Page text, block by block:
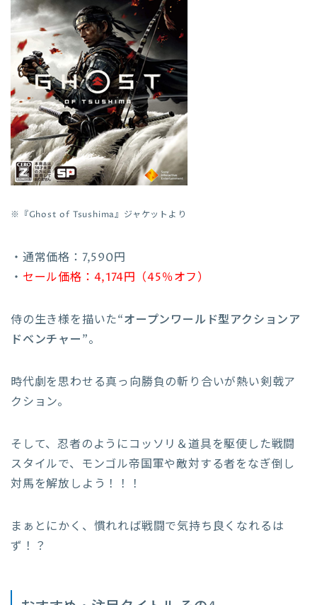
※『Ghost of Tsushima』ジャケットより
・通常価格：7,590円
・ セール価格：4,174円（45％オフ）
侍の生き様を描いた“オープンワールド型アクションア
ドベンチャー”。
時代劇を思わせる真っ向勝負の斬り合いが熱い剣戟ア
クション。
そして、忍者のようにコッソリ＆道具を駆使した戦闘
スタイルで、モンゴル帝国軍や敵対する者をなぎ倒し
対馬を解放しよう！！！
まぁとにかく、慣れれば戦闘で気持ち良くなれるは
ず！？